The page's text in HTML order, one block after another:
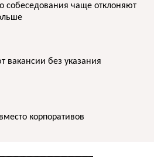
собеседования чаще отклоняют
вакансии без указания
корпоративов